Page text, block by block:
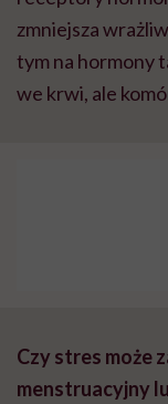
zmniejsza
tym na hormony
we krwi, ale
Czy stres może
menstruacyjny